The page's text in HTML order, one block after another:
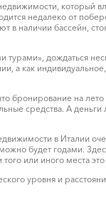
который
недалеко от
наличии бассейн,
турами», дождаться
а как
бронирование на лето
средства. А деньги
в Италии
будет годами.
или иного места
уровня и